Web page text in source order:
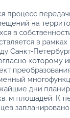
процесс
на
в
в
Санкт-
которому
дни
м площадей. К